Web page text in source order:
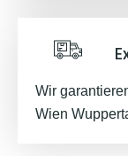
Wir
Wien